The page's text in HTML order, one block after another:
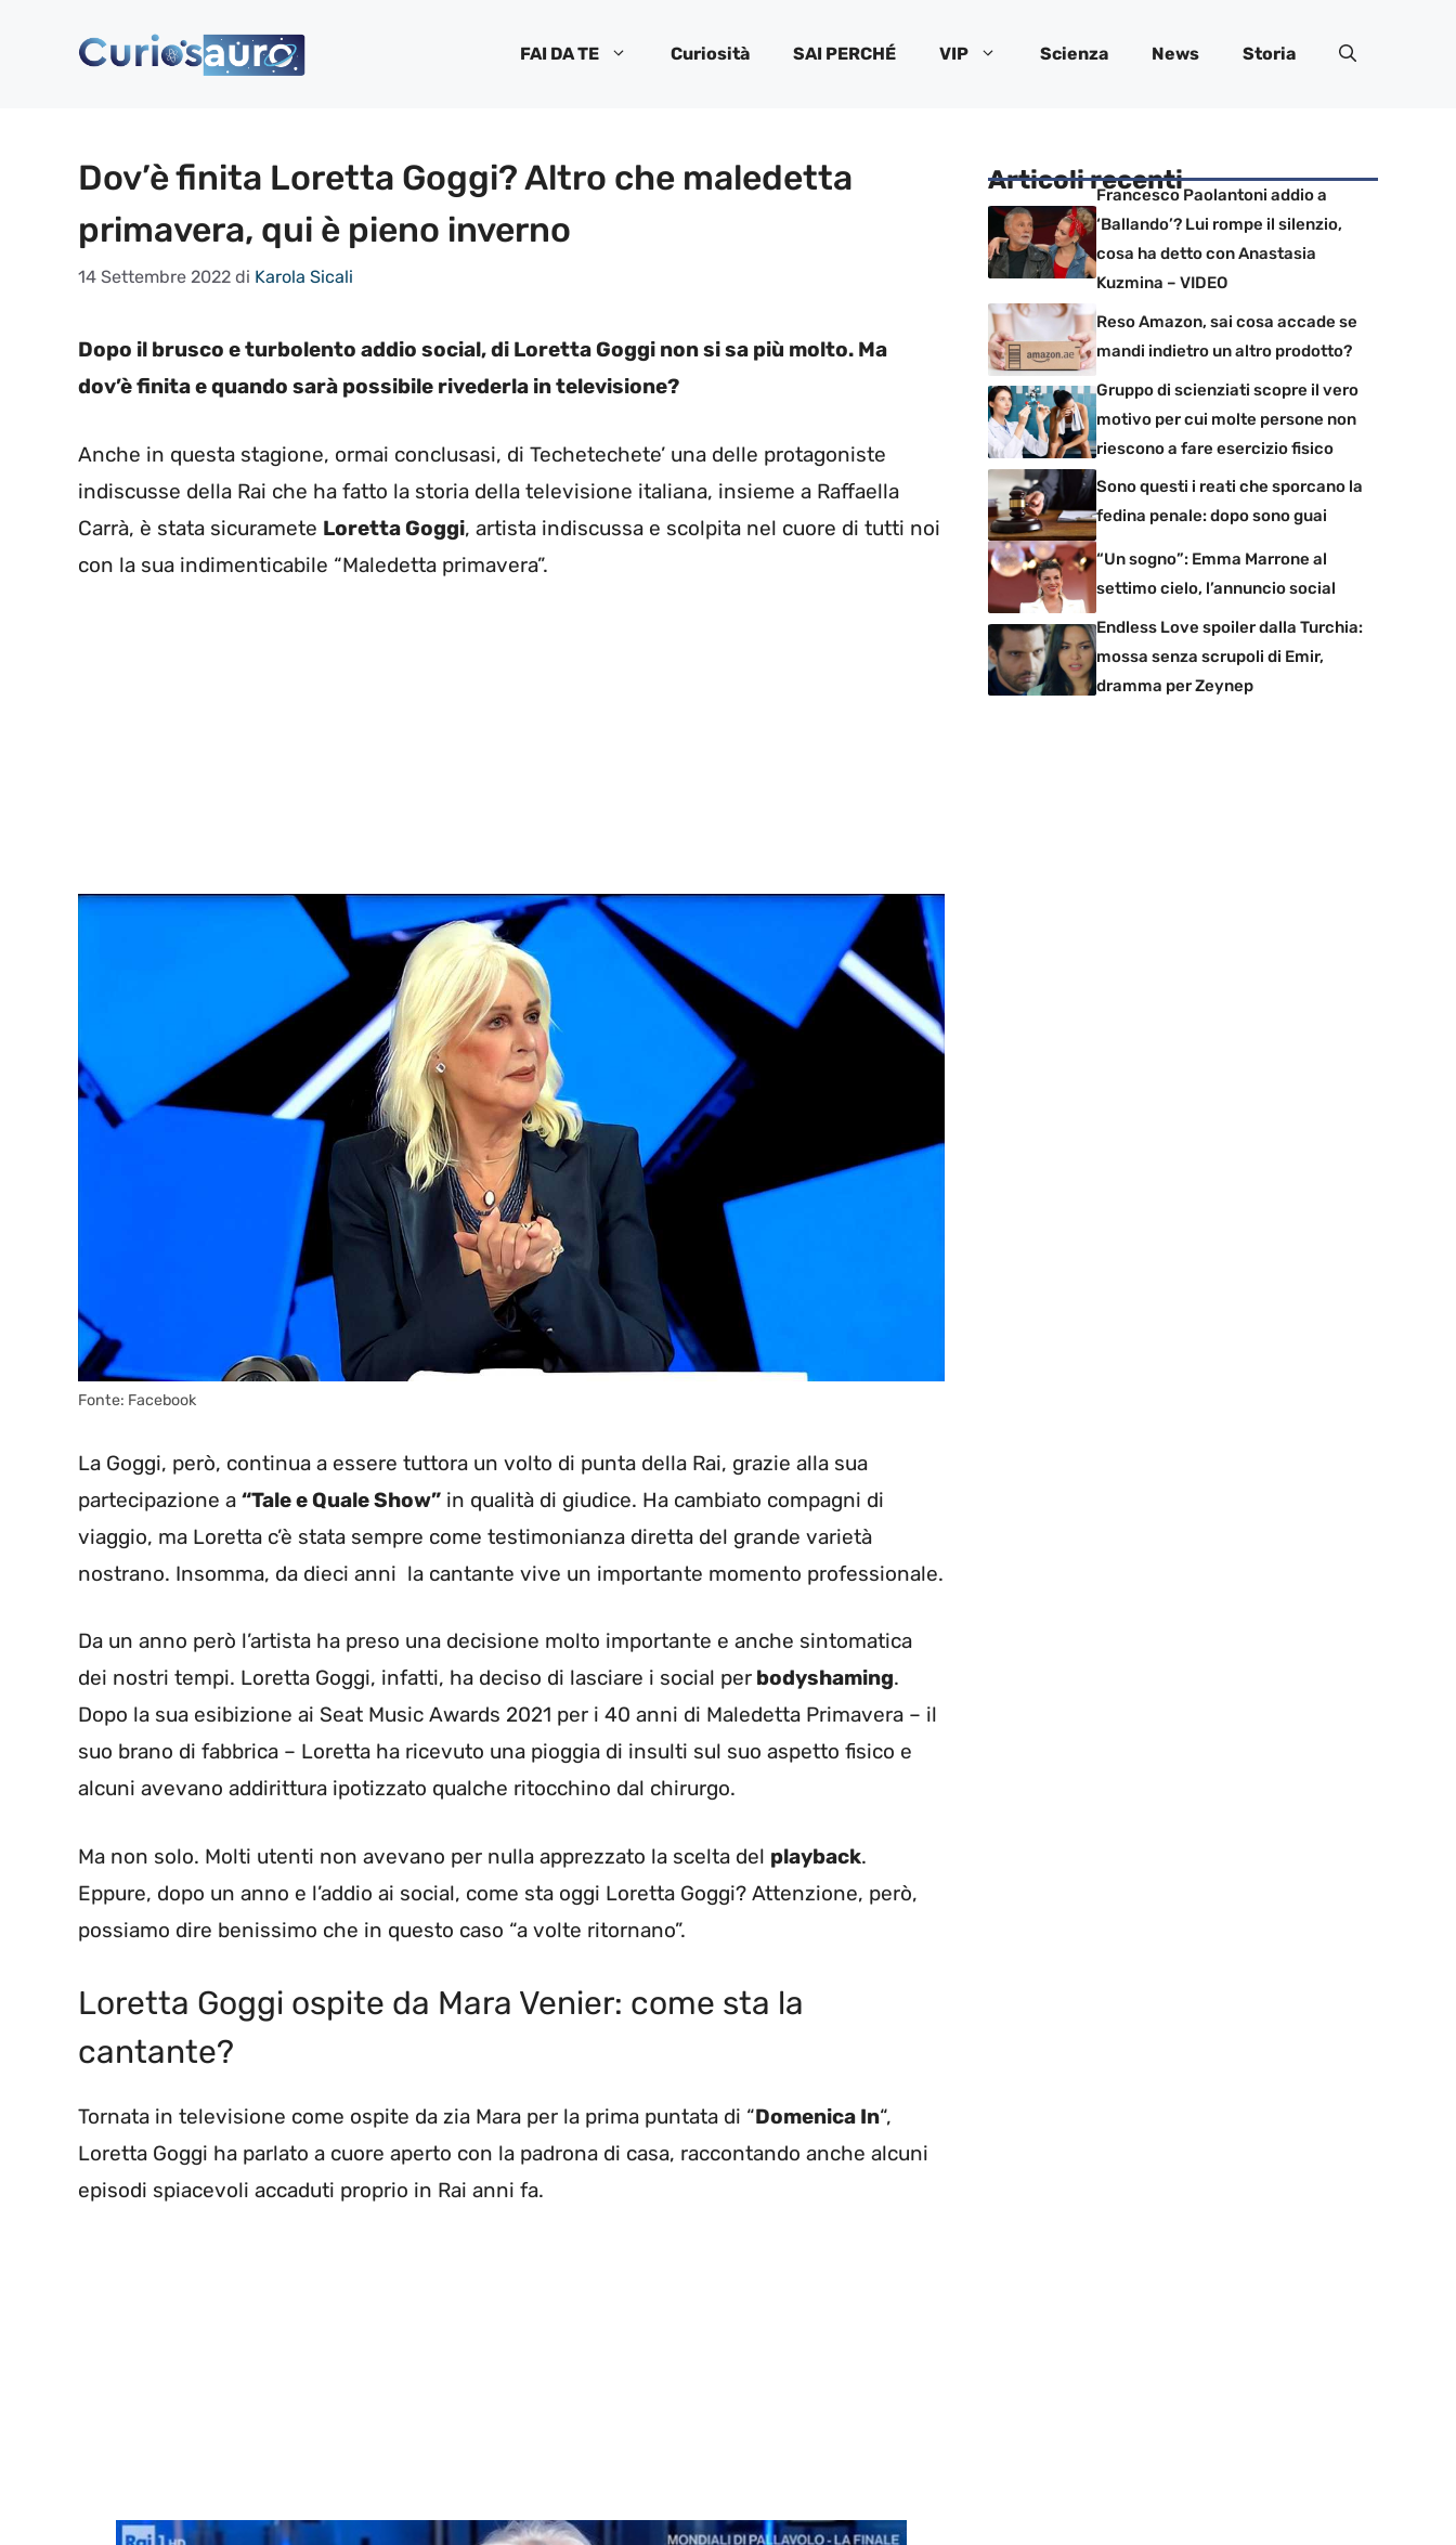
FAI DA TE Curiosità SAI PERCHÉ VIP Scienza News Storia
Dov’è finita Loretta Goggi? Altro che maledetta
primavera, qui è pieno inverno
14 Settembre 2022 di Karola Sicali
Dopo il brusco e turbolento addio social, di Loretta Goggi non si sa più molto. Ma
dov’è finita e quando sarà possibile rivederla in televisione?
Anche in questa stagione, ormai conclusasi, di Techetechete’ una delle protagoniste
indiscusse della Rai che ha fatto la storia della televisione italiana, insieme a Raffaella
Carrà, è stata sicuramete Loretta Goggi, artista indiscussa e scolpita nel cuore di tutti noi
con la sua indimenticabile “Maledetta primavera”.
Fonte: Facebook
La Goggi, però, continua a essere tuttora un volto di punta della Rai, grazie alla sua
partecipazione a “Tale e Quale Show” in qualità di giudice. Ha cambiato compagni di
viaggio, ma Loretta c’è stata sempre come testimonianza diretta del grande varietà
nostrano. Insomma, da dieci anni la cantante vive un importante momento professionale.
Da un anno però l’artista ha preso una decisione molto importante e anche sintomatica
dei nostri tempi. Loretta Goggi, infatti, ha deciso di lasciare i social per bodyshaming.
Dopo la sua esibizione ai Seat Music Awards 2021 per i 40 anni di Maledetta Primavera – il
suo brano di fabbrica – Loretta ha ricevuto una pioggia di insulti sul suo aspetto fisico e
alcuni avevano addirittura ipotizzato qualche ritocchino dal chirurgo.
Ma non solo. Molti utenti non avevano per nulla apprezzato la scelta del playback.
Eppure, dopo un anno e l’addio ai social, come sta oggi Loretta Goggi? Attenzione, però,
possiamo dire benissimo che in questo caso “a volte ritornano”.
Loretta Goggi ospite da Mara Venier: come sta la
cantante?
Tornata in televisione come ospite da zia Mara per la prima puntata di “Domenica In“,
Loretta Goggi ha parlato a cuore aperto con la padrona di casa, raccontando anche alcuni
episodi spiacevoli accaduti proprio in Rai anni fa.
Articoli recentiFrancesco Paolantoni addio a
‘Ballando’? Lui rompe il silenzio,
cosa ha detto con Anastasia
Kuzmina – VIDEO
Reso Amazon, sai cosa accade se
mandi indietro un altro prodotto?
Gruppo di scienziati scopre il vero
motivo per cui molte persone non
riescono a fare esercizio fisico
Sono questi i reati che sporcano la
fedina penale: dopo sono guai
“Un sogno”: Emma Marrone al
settimo cielo, l’annuncio social
Endless Love spoiler dalla Turchia:
mossa senza scrupoli di Emir,
dramma per Zeynep